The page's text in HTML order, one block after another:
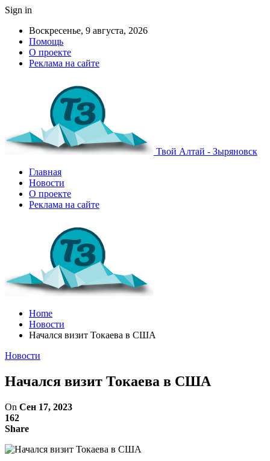
Sign in
Воскресенье, 9 августа, 2026
Помощь
О проекте
Реклама на сайте
Твой Алтай - Зыряновск
Главная
Новости
О проекте
Реклама на сайте
Home
Новости
Начался визит Токаева в США
Новости
Начался визит Токаева в США
On Сен 17, 2023
162
Share